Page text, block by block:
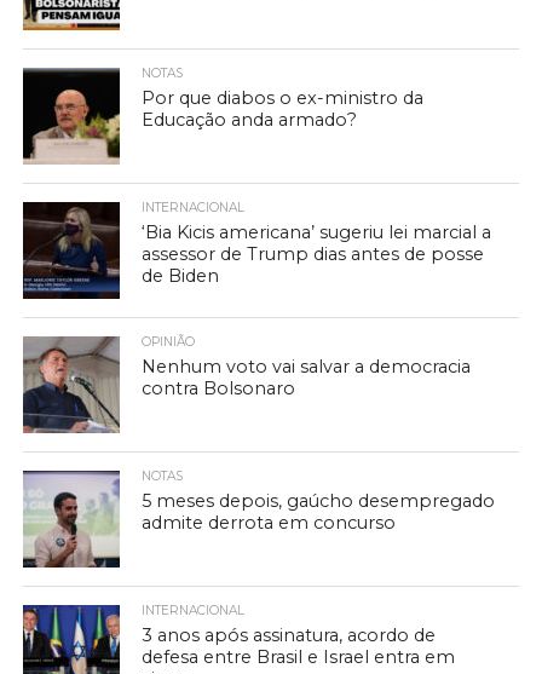
NOTAS
Por que diabos o ex-ministro da
Educação anda armado?
INTERNACIONAL
‘Bia Kicis americana’ sugeriu lei marcial a
assessor de Trump dias antes de posse
de Biden
OPINIÃO
Nenhum voto vai salvar a democracia
contra Bolsonaro
NOTAS
5 meses depois, gaúcho desempregado
admite derrota em concurso
INTERNACIONAL
3 anos após assinatura, acordo de
defesa entre Brasil e Israel entra em